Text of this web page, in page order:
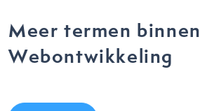
Meer termen binnen
Webontwikkeling